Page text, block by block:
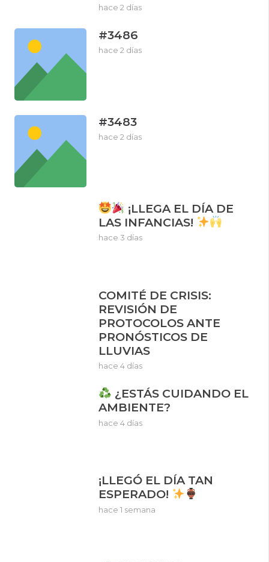
hace 2 días
#3486
hace 2 días
#3483
hace 2 días
¡LLEGA EL DÍA DE
LAS INFANCIAS!
hace 3 días
COMITÉ DE CRISIS:
REVISIÓN DE
PROTOCOLOS ANTE
PRONÓSTICOS DE
LLUVIAS
hace 4 días
¿ESTÁS CUIDANDO EL
AMBIENTE?
hace 4 días
¡LLEGÓ EL DÍA TAN
ESPERADO!
hace 1 semana